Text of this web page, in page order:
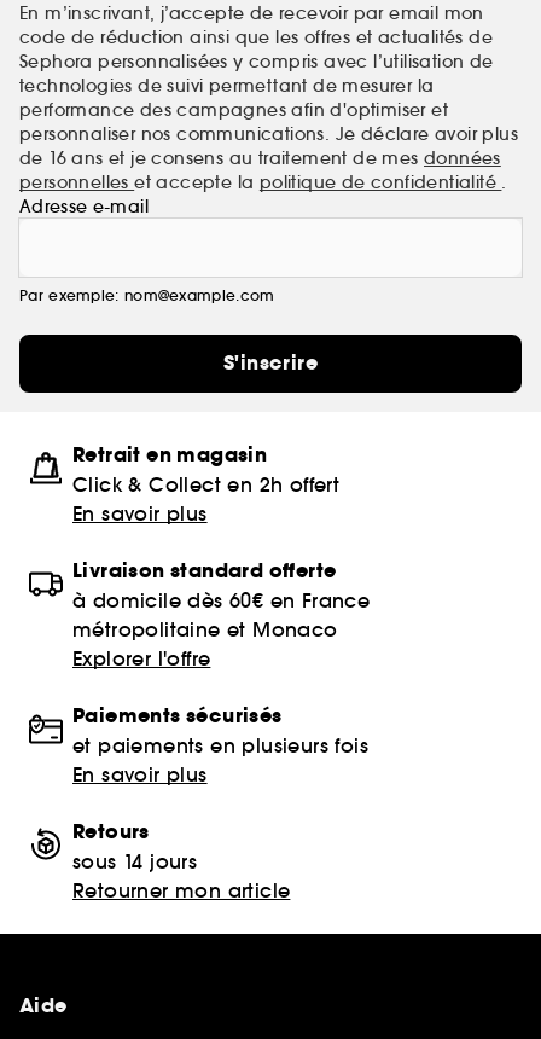
En m’inscrivant, j’accepte de recevoir par email mon
code de réduction ainsi que les offres et actualités de
Sephora personnalisées y compris avec l’utilisation de
technologies de suivi permettant de mesurer la
performance des campagnes afin d'optimiser et
personnaliser nos communications. Je déclare avoir plus
de 16 ans et je consens au traitement de mes données
personnelleset accepte la politique de confidentialité .
Adresse e-mail
Par exemple: nom@example.com
S'inscrire
Retrait en magasin
Click & Collect en 2h offert
En savoir plus
Livraison standard offerte
à domicile dès 60€ en France
métropolitaine et Monaco
Explorer l'offre
Paiements sécurisés
et paiements en plusieurs fois
En savoir plus
Retours
sous 14 jours
Retourner mon article
Aide